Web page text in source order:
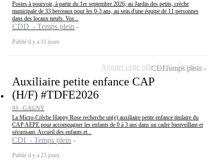
Postes à pourvoir, à partir du 1er septembre 2026, au Jardin des petits, crèche
municipale de 33 berceaux pour les 0-3 ans, au sein d'une équipe de 11 personnes
dans des locaux neufs. Vos...
CDD - Temps plein
Publié il y a 11 jours
Auxiliaire petite enfance CAP
(H/F) #TDFE2026
93 - GAGNY
La Micro-Crèche Happy Rose recherche un(e) auxiliaire petite enfance titulaire du
CAP AEPE pour accompagner les enfants de 0 à 3 ans dans un cadre bienveillant et
sécurisant. Accueil des enfants et...
CDI - Temps plein
Publié il y a 23 jours
CDITemps plein
Ajouter cette offre à ma sélection